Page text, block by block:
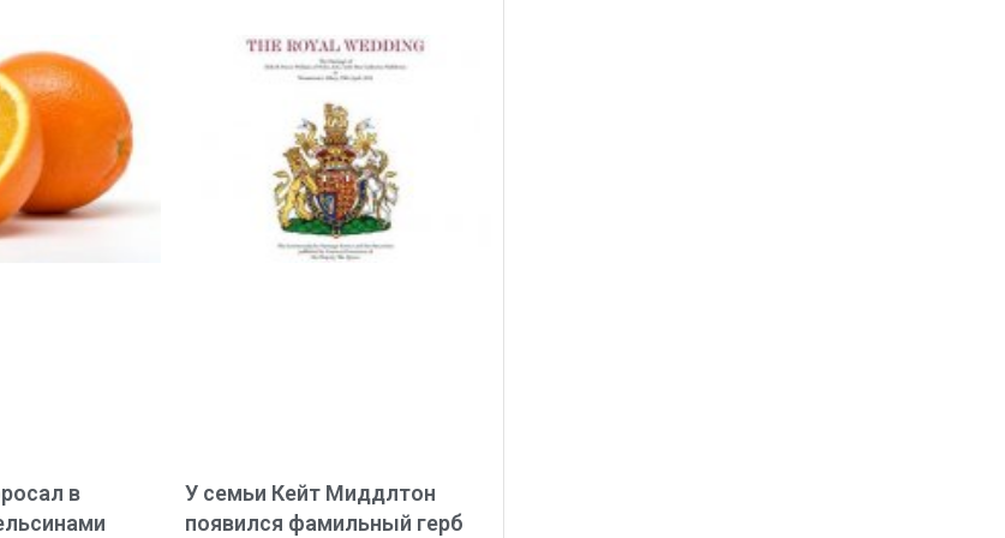
в
У семьи Кейт Миддлтон
появился фамильный герб